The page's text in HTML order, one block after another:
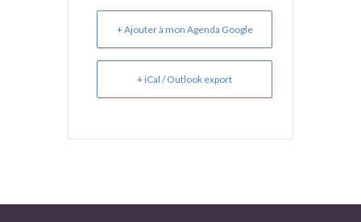
+ Ajouter à mon Agenda Google
+ iCal / Outlook export